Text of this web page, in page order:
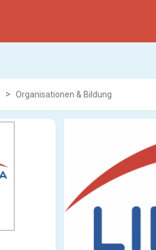
Organisationen & Bildung